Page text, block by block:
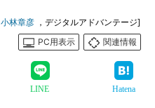
小林章彦 ，デジタルアドバンテージ]
PC用表示
関連情報
LINE Hatena